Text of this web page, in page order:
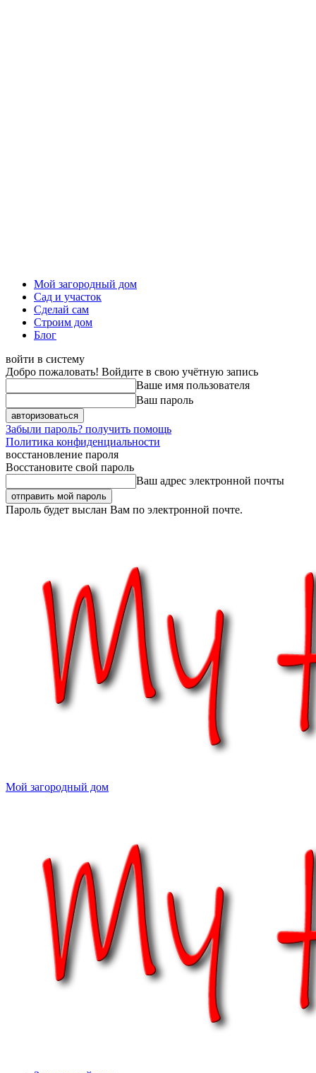
Мой загородный дом
Сад и участок
Сделай сам
Строим дом
Блог
войти в систему
Добро пожаловать! Войдите в свою учётную запись
Ваше имя пользователя
Ваш пароль
Забыли пароль? получить помощь
Политика конфиденциальности
восстановление пароля
Восстановите свой пароль
Ваш адрес электронной почты
Пароль будет выслан Вам по электронной почте.
Мой загородный дом